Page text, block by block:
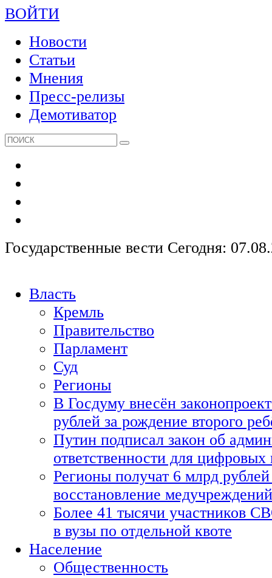
ВОЙТИ
Новости
Статьи
Мнения
Пресс-релизы
Демотиватор
Государственные вести Сегодня:
Власть
Кремль
Правительство
Парламент
Суд
Регионы
В Госдуму внесён
рублей за рождение второго
Путин подписал закон об
ответственности для
Регионы получат 6 млрд рублей
восстановление медучреждений
Более 41 тысячи участников
в вузы по отдельной квоте
Население
Общественность